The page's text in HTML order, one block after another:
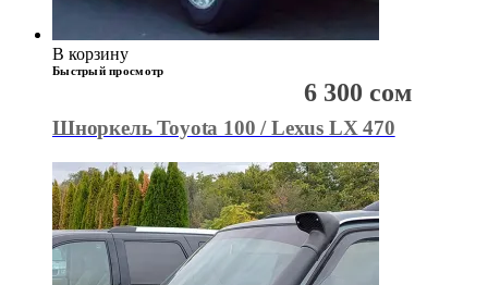
В корзину
Быстрый просмотр
Шноркель Toyota 100 / Lexus LX 470
6 300 сом